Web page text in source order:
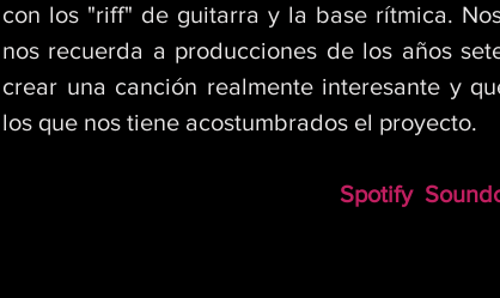
con los "riff" de guitarra y la base rítmica.
nos recuerda a producciones de los años
crear una canción realmente interesante y
los que nos tiene acostumbrados el proyecto.
Spotify